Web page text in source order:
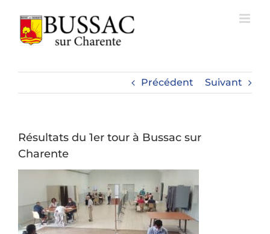
contenu
Précédent Suivant
Résultats du 1er tour à Bussac sur
Charente